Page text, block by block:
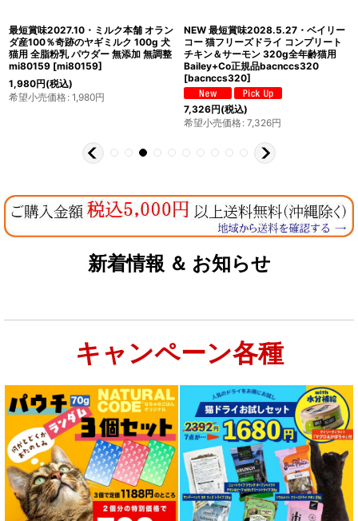
最短賞味2027.10・ミルク本舗 オラン
ダ産100％奇跡のヤギミルク 100g 犬
猫用 全脂粉乳 パウダー 無添加 無調整
mi80159 [mi80159]
1,980円(税込)
希望小売価格: 1,980円
NEW 最短賞味2028.5.27・ベイリー
コー 猫フリーズドライ コンプリート
チキン＆サーモン 320g全年齢猫用
Bailey+Co正規品bacnccs320
[bacnccs320]
7,326円(税込)
希望小売価格: 7,326円
新着情報 ＆ お知らせ
キャンペーン各種